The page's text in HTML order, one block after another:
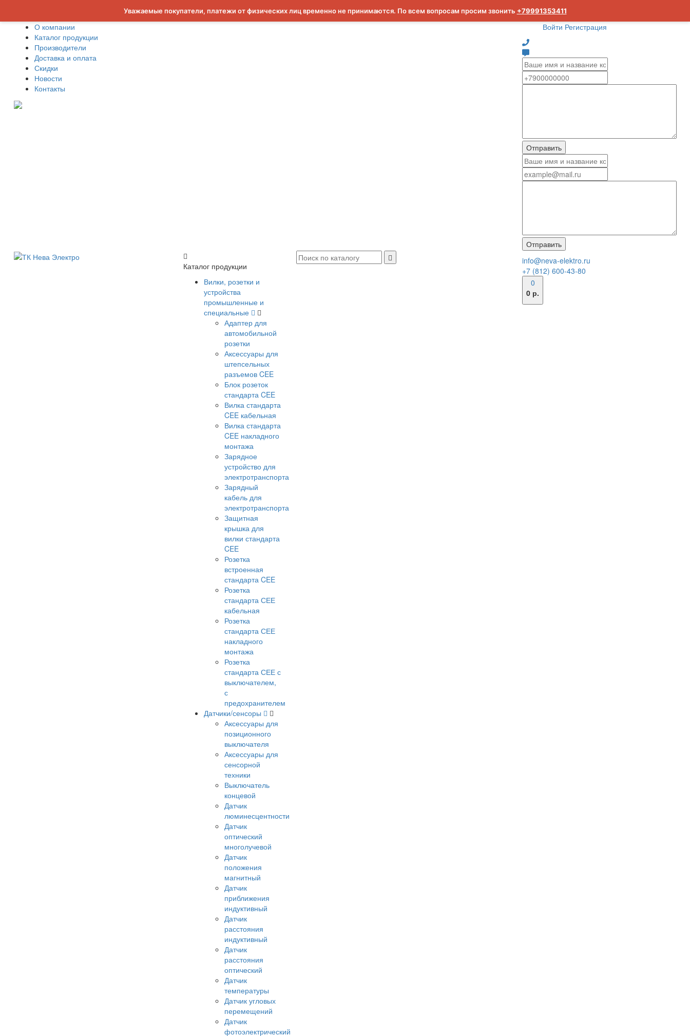
Уважаемые покупатели, платежи от физических лиц временно не принимаются. По всем вопросам просим звонить +79991353411
О компании
Каталог продукции
Производители
Доставка и оплата
Скидки
Новости
Контакты
Войти Регистрация
Каталог продукции
Вилки, розетки и
устройства
промышленные и
специальные
Адаптер для
автомобильной
розетки
Аксессуары для
штепсельных
разъемов CEE
Блок розеток
стандарта CEE
Вилка стандарта
CEE кабельная
Вилка стандарта
CEE накладного
монтажа
Зарядное
устройство для
электротранспорта
Зарядный
кабель для
электротранспорта
Защитная
крышка для
вилки стандарта
CEE
Розетка
встроенная
стандарта CEE
Розетка
стандарта СЕЕ
кабельная
Розетка
стандарта СЕЕ
накладного
монтажа
Розетка
стандарта СЕЕ с
выключателем,
с
предохранителем
Датчики/сенсоры
Аксессуары для
позиционного
выключателя
Аксессуары для
сенсорной
техники
Выключатель
концевой
Датчик
люминесцентности
Датчик
оптический
многолучевой
Датчик
положения
магнитный
Датчик
приближения
индуктивный
Датчик
расстояния
индуктивный
Датчик
расстояния
оптический
Датчик
температуры
Датчик угловых
перемещений
Датчик
фотоэлектрический
info@neva-elektro.ru
+7 (812) 600-43-80
0
0 р.